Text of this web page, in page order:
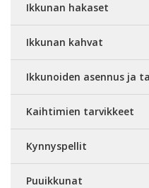
Ikkunan hakaset
Ikkunan kahvat
Ikkunoiden asennus ja
Kaihtimien tarvikkeet
Kynnyspellit
Puuikkunat